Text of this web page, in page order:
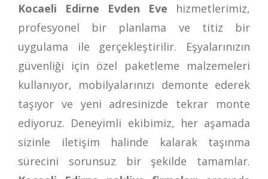
Kocaeli Edirne Evden Eve hizmetlerimiz,
profesyonel bir planlama ve titiz bir
uygulama ile gerçekleştirilir. Eşyalarınızın
güvenliği için özel paketleme malzemeleri
kullanıyor, mobilyalarınızı demonte ederek
taşıyor ve yeni adresinizde tekrar monte
ediyoruz. Deneyimli ekibimiz, her aşamada
sizinle iletişim halinde kalarak taşınma
sürecini sorunsuz bir şekilde tamamlar.